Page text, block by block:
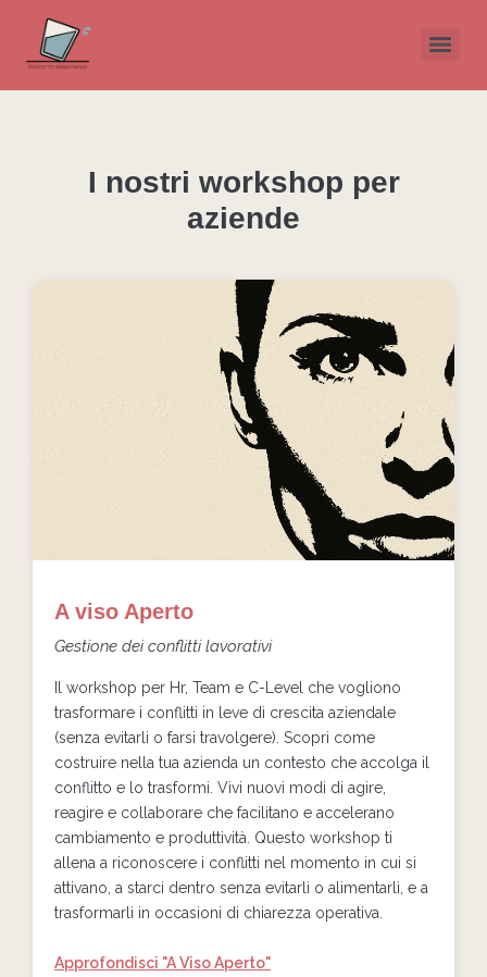
I nostri workshop per
aziende
A viso Aperto
Gestione dei conflitti lavorativi
Il workshop per Hr, Team e C-Level che vogliono
trasformare i conflitti in leve di crescita aziendale
(senza evitarli o farsi travolgere). Scopri come
costruire nella tua azienda un contesto che accolga il
conflitto e lo trasformi. Vivi nuovi modi di agire,
reagire e collaborare che facilitano e accelerano
cambiamento e produttività. Questo workshop ti
allena a riconoscere i conflitti nel momento in cui si
attivano, a starci dentro senza evitarli o alimentarli, e a
trasformarli in occasioni di chiarezza operativa.
Approfondisci "A Viso Aperto"